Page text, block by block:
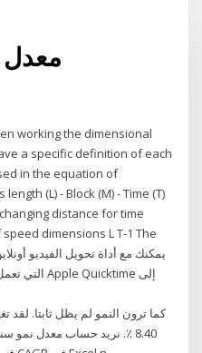
معدل
working the dimensional
a specific definition of each
in the equation of
(L) - Block (M) - Time (T)
distance for time
dimensions L T-1 The
8.40 ٪. نريد حساب معدل نمو